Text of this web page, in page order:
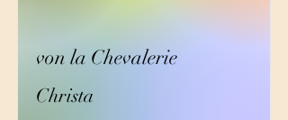
von la Chevalerie
Christa